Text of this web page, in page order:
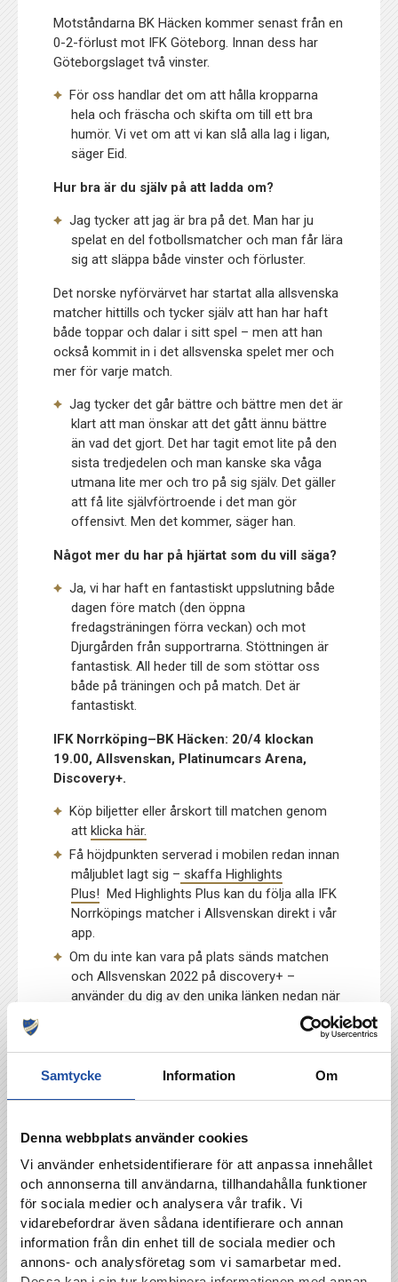
Samtycke Information Om
Denna webbplats använder cookies
Vi använder enhetsidentifierare för att anpassa innehållet
och annonserna till användarna, tillhandahålla funktioner
för sociala medier och analysera vår trafik. Vi
vidarebefordrar även sådana identifierare och annan
information från din enhet till de sociala medier och
annons- och analysföretag som vi samarbetar med.
Motståndarna BK Häcken kommer senast från en
0-2-förlust mot IFK Göteborg. Innan dess har
Göteborgslaget två vinster.
För oss handlar det om att hålla kropparna
hela och fräscha och skifta om till ett bra
humör. Vi vet om att vi kan slå alla lag i ligan,
säger Eid.
Hur bra är du själv på att ladda om?
Jag tycker att jag är bra på det. Man har ju
spelat en del fotbollsmatcher och man får lära
sig att släppa både vinster och förluster.
Det norske nyförvärvet har startat alla allsvenska
matcher hittills och tycker själv att han har haft
både toppar och dalar i sitt spel – men att han
också kommit in i det allsvenska spelet mer och
mer för varje match.
Jag tycker det går bättre och bättre men det är
klart att man önskar att det gått ännu bättre
än vad det gjort. Det har tagit emot lite på den
sista tredjedelen och man kanske ska våga
utmana lite mer och tro på sig själv. Det gäller
att få lite självförtroende i det man gör
offensivt. Men det kommer, säger han.
Något mer du har på hjärtat som du vill säga?
Ja, vi har haft en fantastiskt uppslutning både
dagen före match (den öppna
fredagsträningen förra veckan) och mot
Djurgården från supportrarna. Stöttningen är
fantastisk. All heder till de som stöttar oss
både på träningen och på match. Det är
fantastiskt.
IFK Norrköping–BK Häcken: 20/4 klockan
19.00, Allsvenskan, Platinumcars Arena,
Discovery+.
Köp biljetter eller årskort till matchen genom
attklicka här.
Få höjdpunkten serverad i mobilen redan innan
måljublet lagt sig – skaffa Highlights
Plus! Med Highlights Plus kan du följa alla IFK
Norrköpings matcher i Allsvenskan direkt i vår
app.
Om du inte kan vara på plats sänds matchen
och Allsvenskan 2022 på discovery+ –
använder du dig av den unika länken nedan när
du tecknar abonnemang får IFK Norrköping en
del av intäkten. Notera att paketet där man kan
se allt från Allsvenskan & Superettan har bytt
namn till
Sport Premium.Månadspriset är
stötta IFK Norrköping.
Sveriges första autonoma drönarflygning
mellan flyghuvudstaden Linköping och
fotbolls- och entreprenörsstaden Norrköping
genomförs i oktober 2022 av matchvärdarna
Independent Business Group tillsammans med
LFV och LiU, den större drönaren kommer att
transportera 10 kg gods över en distans på 50